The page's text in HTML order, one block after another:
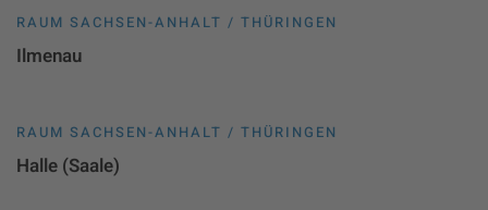
RAUM SACHSEN-ANHALT / THÜRINGEN
Ilmenau
RAUM SACHSEN-ANHALT / THÜRINGEN
Halle (Saale)